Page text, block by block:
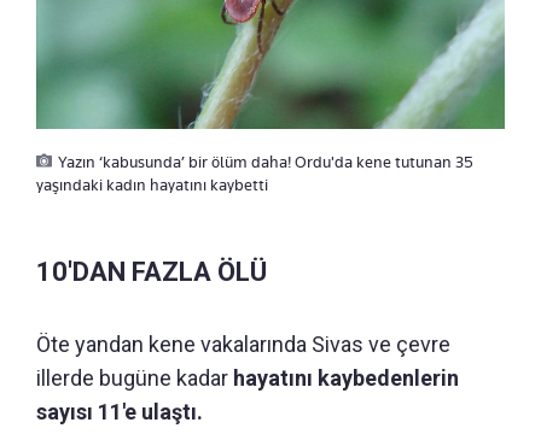
Yazın ‘kabusunda’ bir ölüm daha! Ordu'da kene tutunan 35
yaşındaki kadın hayatını kaybetti
10'DAN FAZLA ÖLÜ
Öte yandan kene vakalarında Sivas ve çevre
illerde bugüne kadar hayatını kaybedenlerin
sayısı 11'e ulaştı.